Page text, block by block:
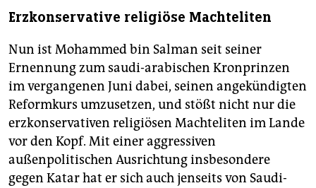
Erzkonservative religiöse Machteliten
Nun ist Mohammed bin Salman seit seiner
Ernennung zum saudi-arabischen Kronprinzen
im vergangenen Juni dabei, seinen angekündigten
Reformkurs umzusetzen, und stößt nicht nur die
erzkonservativen religiösen Machteliten im Lande
vor den Kopf. Mit einer aggressiven
außenpolitischen Ausrichtung insbesondere
gegen Katar hat er sich auch jenseits von Saudi-